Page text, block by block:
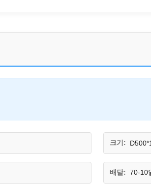
크기:
배달: 70-10